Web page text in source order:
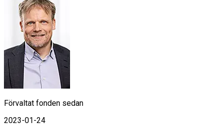
Förvaltat fonden sedan
2023-01-24